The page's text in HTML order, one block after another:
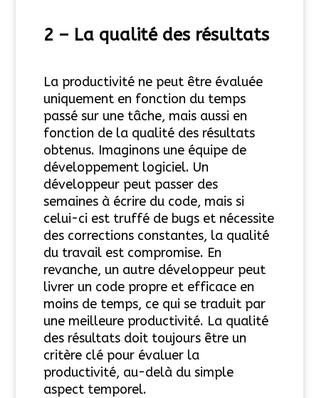
2 – La qualité des résultats
La productivité ne peut être évaluée
uniquement en fonction du temps
passé sur une tâche, mais aussi en
fonction de la qualité des résultats
obtenus. Imaginons une équipe de
développement logiciel. Un
développeur peut passer des
semaines à écrire du code, mais si
celui-ci est truffé de bugs et nécessite
des corrections constantes, la qualité
du travail est compromise. En
revanche, un autre développeur peut
livrer un code propre et efficace en
moins de temps, ce qui se traduit par
une meilleure productivité. La qualité
des résultats doit toujours être un
critère clé pour évaluer la
productivité, au-delà du simple
aspect temporel.